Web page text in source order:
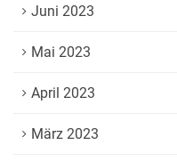
Juni 2023
Mai 2023
April 2023
März 2023